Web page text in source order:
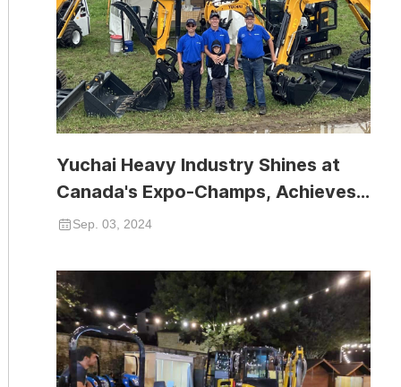
Yuchai Heavy Industry Shines at
Canada's Expo-Champs, Achieves
Significant Success
Sep. 03, 2024